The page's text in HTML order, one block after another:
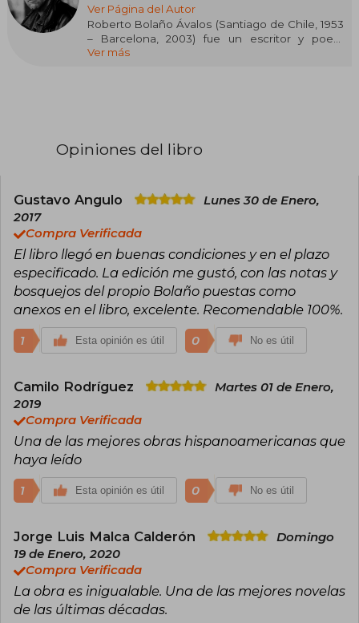
Ver Página del Autor
Roberto Bolaño Ávalos (Santiago de Chile, 1953
– Barcelona, 2003) fue un escritor y poeta
chileno que se convirtió en una de las voces
poético infrarrealista, que definió sus primeros
golpe militar fue arrestado y luego regresó a
literatura. A finales de los años setenta se
estableció en España, donde vivió hasta su
muerte. A partir de los años noventa, y
enfrentando una grave enfermedad, se volcó a
la narrativa, alcanzando reconocimiento
internacional con obras como Los detectives
salvajes (1998), galardonada con importantes
premios, y la novela póstuma 2666 (2004),
considerada una de las grandes obras literarias
contemporáneas. Su legado, traducido a
escritores y lectores de todo el mundo,
entender la literatura del siglo XXI, gracias a su
estilo apasionado, rebelde y profundamente
lúcido.
Ver más
Opiniones del libro
Gustavo Angulo
Lunes 30 de Enero,
2017
Compra Verificada
El libro llegó en buenas condiciones y en el plazo
especificado. La edición me gustó, con las notas y
bosquejos del propio Bolaño puestas como
anexos en el libro, excelente. Recomendable 100%.
1 Esta opinión es útil 0 No es útil
Camilo Rodríguez
Martes 01 de Enero,
2019
Compra Verificada
Una de las mejores obras hispanoamericanas que
haya leído
1 Esta opinión es útil 0 No es útil
Jorge Luis Malca Calderón
Domingo
19 de Enero, 2020
Compra Verificada
La obra es inigualable. Una de las mejores novelas
de las últimas décadas.